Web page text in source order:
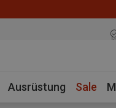
Ausrüstung Sale